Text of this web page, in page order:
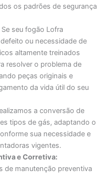
os padrões de segurança
Se seu fogão Lofra
ou necessidade de
altamente treinados
resolver o problema de
peças originais e
da vida útil do seu
a conversão de
tipos de gás, adaptando o
sua necessidade e
vigentes.
e Corretiva:
de manutenção preventiva